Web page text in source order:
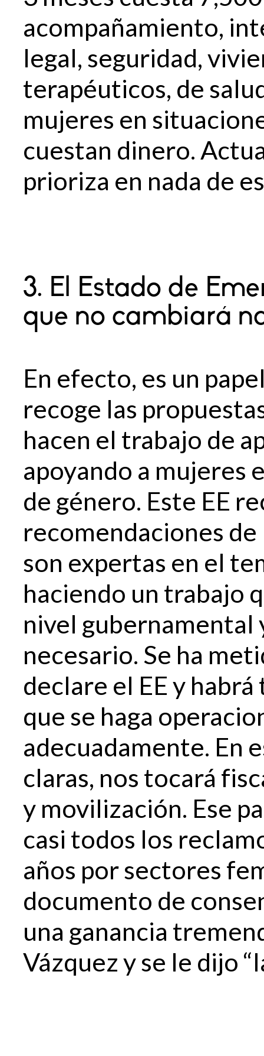
acompañamiento,
legal, seguridad,
terapéuticos, de
mujeres en
cuestan dinero.
prioriza en nada de
3. El Estado de
que no cambiará
En efecto, es un
recoge las
hacen el trabajo de
apoyando a mujeres
de género. Este EE
recomendaciones
son expertas en el
haciendo un trabajo
nivel gubernamental
necesario. Se ha
declare el EE y
que se haga
adecuadamente. En
claras, nos tocará
y movilización. Ese
casi todos los
años por sectores
documento de
una ganancia
Vázquez y se le dijo